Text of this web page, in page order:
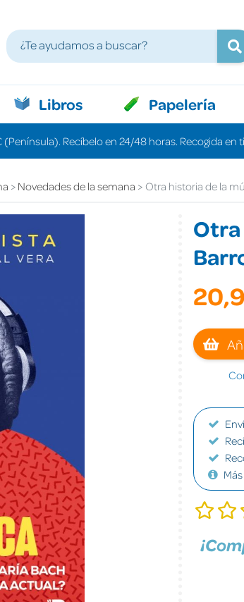
Libros Papelería
Recíbelo en 24/48 horas. Recogida en
Novedades de la semana Otra historia de la
Otra